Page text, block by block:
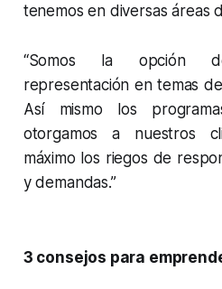
tenemos en diversas áreas
“Somos la opción
representación en temas
Así mismo los
otorgamos a nuestros
máximo los riegos de
y demandas.”
3 consejos para